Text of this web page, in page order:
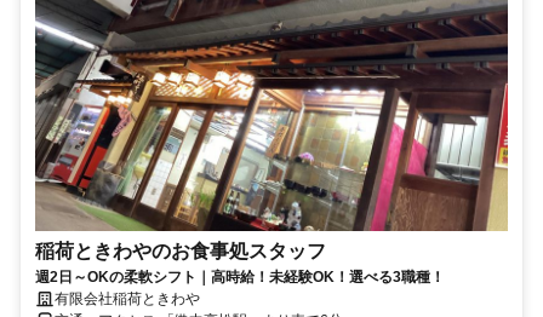
稲荷ときわやのお食事処スタッフ
週2日～OKの柔軟シフト｜高時給！未経験OK！選べる3職種！
有限会社稲荷ときわや